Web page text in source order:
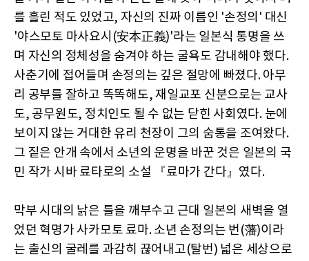
를 흘린 적도 있었고, 자신의 진짜 이름인 '손정의' 대신
'야스모토 마사요시(安本正義)'라는 일본식 통명을 쓰
며 자신의 정체성을 숨겨야 하는 굴욕도 감내해야 했다.
사춘기에 접어들며 손정의는 깊은 절망에 빠졌다. 아무
리 공부를 잘하고 똑똑해도, 재일교포 신분으로는 교사
도, 공무원도, 정치인도 될 수 없는 닫힌 사회였다. 눈에
보이지 않는 거대한 유리 천장이 그의 숨통을 조여왔다.
그 짙은 안개 속에서 소년의 운명을 바꾼 것은 일본의 국
민 작가 시바 료타로의 소설 『료마가 간다』였다.
막부 시대의 낡은 틀을 깨부수고 근대 일본의 새벽을 열
었던 혁명가 사카모토 료마. 소년 손정의는 번(藩)이라
는 출신의 굴레를 과감히 끊어내고(탈번) 넓은 세상으로